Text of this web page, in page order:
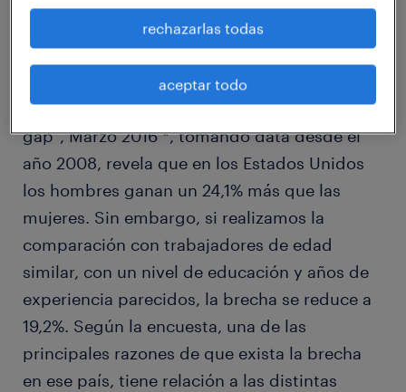
De acuerdo al estudio realizado por
Glassdoor “Demystifying the gender pay
gap”, Marzo 2016 *, tomando data desde el
año 2008, revela que en los Estados Unidos
los hombres ganan un 24,1% más que las
mujeres. Sin embargo, si realizamos la
comparación con trabajadores de edad
similar, con un nivel de educación y años de
experiencia parecidos, la brecha se reduce a
19,2%. Según la encuesta, una de las
principales razones de que exista la brecha
en ese país, tiene relación a las distintas
rechazarlas todas
aceptar todo